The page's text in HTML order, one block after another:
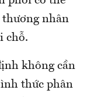
thương nhân
chỗ.
không cần
thức phân